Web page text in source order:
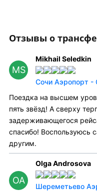
Отзывы о
MS
Mikhail Seledkin
Сочи Аэропорт -
Поездка на высшем
пять звёзд! А сверху
задерживающегося
спасибо! Воспользуюсь
другим.
OA
Olga Androsova
Шереметьево